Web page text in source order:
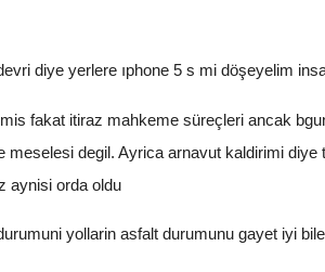
diye yerlere ıphone 5 s mi döşeyelim
fakat itiraz mahkeme süreçleri ancak
degil. Ayrica arnavut kaldirimi
aynisi orda oldu
yollarin asfalt durumunu gayet iyi